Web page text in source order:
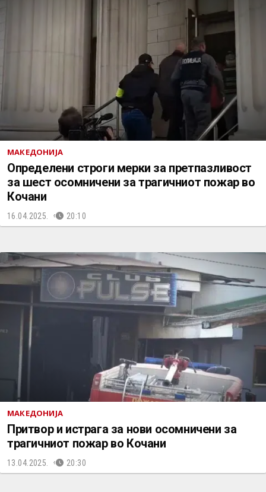
МАКЕДОНИЈА
Определени строги мерки за претпазливост
за шест осомничени за трагичниот пожар во
Кочани
16.04.2025. 20:10
МАКЕДОНИЈА
Притвор и истрага за нови осомничени за
трагичниот пожар во Кочани
13.04.2025. 20:30